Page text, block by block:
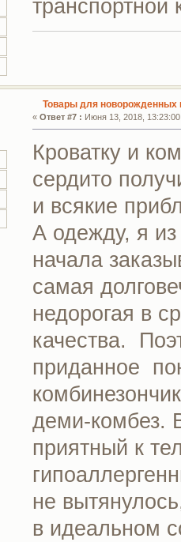
транспортной
Товары для новорожденных
«Ответ #7 : Июня 13, 2018,
Кроватку и
сердито
и всякие
А одежду, я
начала
самая
недорогая в
качества.
приданное
деми-комбез.
приятный к
не
в идеальном